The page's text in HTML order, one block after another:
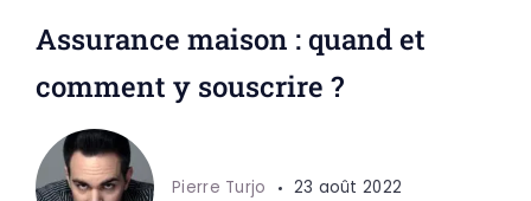
Assurance maison : quand et
comment y souscrire ?
Pierre Turjo 23 août 2022